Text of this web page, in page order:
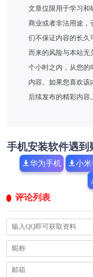
文章仅限用于学习和
商业或者非法用途，
们不保证内容的长久
而来的风险与本站无
个小时之内，从您的
内容。如果您喜欢该
后续发布的精彩内容。
手机安装软件遇到
华为手机 小
评论列表